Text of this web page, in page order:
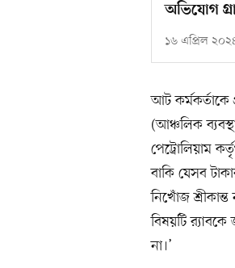
অভিযোগ
১৬ এপ্রিল
আট কর্মকর্তাকে
(আঞ্চলিক
পেট্রোলিয়াম
বাকি যেসব
নিখোঁজ
বিষয়টি র‌্যাবকে
না।’